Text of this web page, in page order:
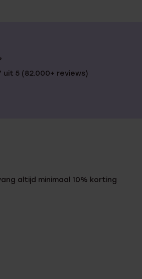
uit 5 (82.000+ reviews)
altijd minimaal 10% korting